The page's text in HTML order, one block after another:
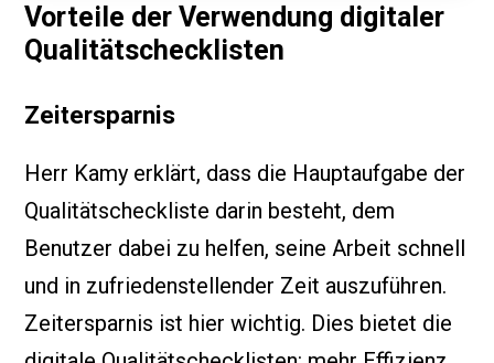
Vorteile der Verwendung digitaler
Qualitätschecklisten
Zeitersparnis
Herr Kamy erklärt, dass die Hauptaufgabe der
Qualitätscheckliste darin besteht, dem
Benutzer dabei zu helfen, seine Arbeit schnell
und in zufriedenstellender Zeit auszuführen.
Zeitersparnis ist hier wichtig. Dies bietet die